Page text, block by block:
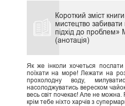
Короткий зміст
мистецтво
підхід до
(анотація)
Як же інколи хочеться
поїхати на море! Лежати на
прохолодну воду,
насолоджуватись вереском
весь світ почекає! Але не можна.
крім тебе ніхто харчів з